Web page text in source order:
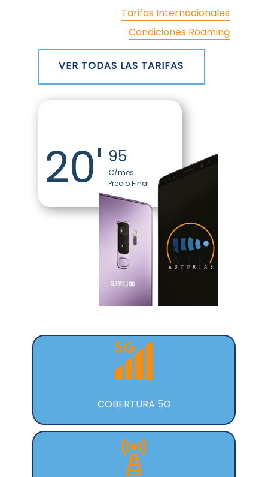
Tarifas Internacionales
Condiciones Roaming
20' 95
€/mes
Precio Final
VER TODAS LAS TARIFAS
COBERTURA 5G